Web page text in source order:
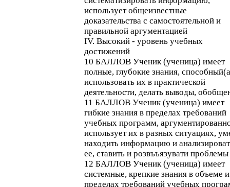
использует общеизвестные
доказательства с самостоятельной и
правильной аргументацией
IV. Высокий - уровень учебных
достижений
10 БАЛЛОВ Ученик (ученица) имеет
полные, глубокие знания,
использовать их в практической
деятельности, делать выводы,
11 БАЛЛОВ Ученик (ученица) имеет
гибкие знания в пределах требований
учебных программ,
использует их в разных ситуациях,
находить информацию и
ее, ставить и розвъъязувати проблемы
12 БАЛЛОВ Ученик (ученица) имеет
системные, крепкие знания в объеме
пределах требований учебных